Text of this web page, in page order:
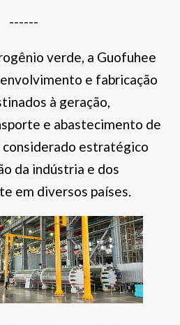
------
verde, a Guofuhee
e fabricação
à geração,
e abastecimento de
estratégico
da indústria e dos
em diversos países.